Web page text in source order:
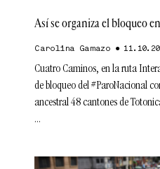
Así se organiza el bloqueo
Carolina Gamazo
Cuatro Caminos, en la ruta
de bloqueo del #ParoNacional
ancestral 48 cantones de